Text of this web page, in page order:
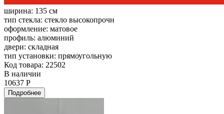
ширина: 135 см
тип стекла: стекло высокопрочн
оформление: матовое
профиль: алюминий
двери: складная
тип установки: прямоугольную
Код товара: 22502
В наличии
10637 Р
Подробнее